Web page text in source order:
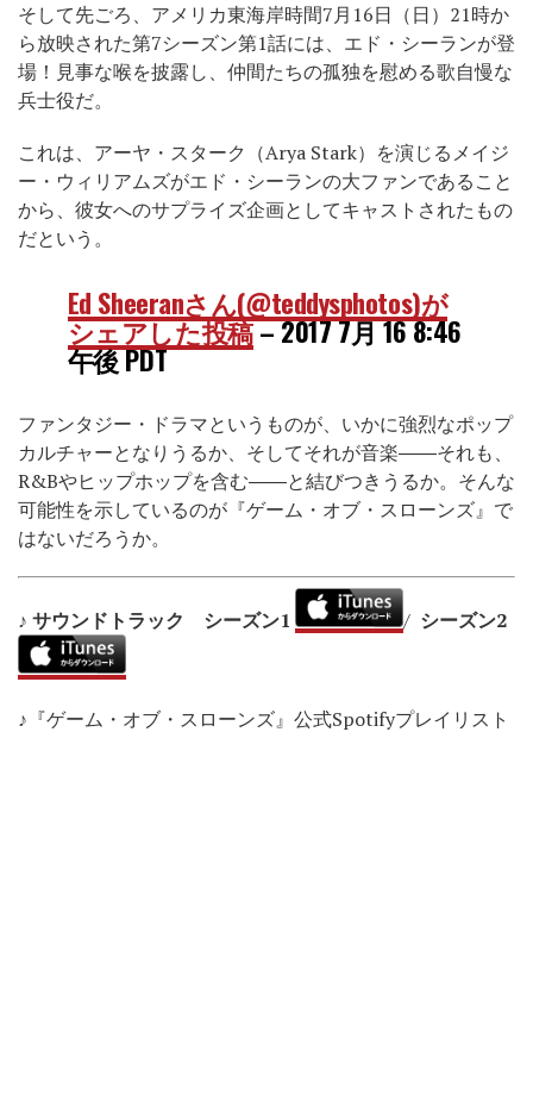
そして先ごろ、アメリカ東海岸時間7月16日（日）21時か
ら放映された第7シーズン第1話には、エド・シーランが登
場！見事な喉を披露し、仲間たちの孤独を慰める歌自慢な
兵士役だ。
これは、アーヤ・スターク（Arya Stark）を演じるメイジ
ー・ウィリアムズがエド・シーランの大ファンであること
から、彼女へのサプライズ企画としてキャストされたもの
だという。
Ed Sheeranさん(@teddysphotos)が
シェアした投稿–2017 7月 16 8:46
午後 PDT
ファンタジー・ドラマというものが、いかに強烈なポップ
カルチャーとなりうるか、そしてそれが音楽――それも、
R&Bやヒップホップを含む――と結びつきうるか。そんな
可能性を示しているのが『ゲーム・オブ・スローンズ』で
はないだろうか。
♪ サウンドトラック シーズン1 / シーズン2
♪『ゲーム・オブ・スローンズ』公式Spotifyプレイリスト